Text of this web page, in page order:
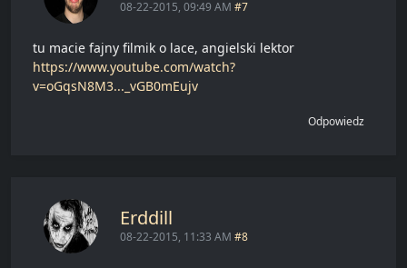
08-22-2015, 09:49 AM #7
tu macie fajny filmik o lace, angielski lektor
https://www.youtube.com/watch?
v=oGqsN8M3..._vGB0mEujv
Odpowiedz
Erddill
08-22-2015, 11:33 AM #8